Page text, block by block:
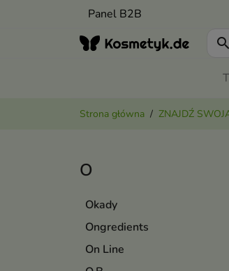
Panel B2B
search
Strona główna ZNAJDŹ
O
Okady
Ongredients
On Line